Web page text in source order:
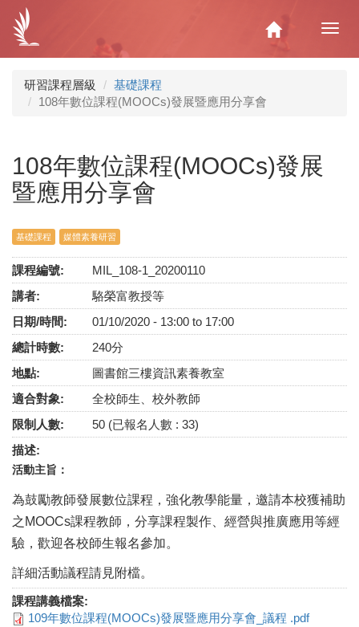
內
Home
研習課程層級
基礎課程
108年數位課程(MOOCs)發展暨應用分享會
108年數位課程(MOOCs)發展
暨應用分享會
基礎課程 媒體素養研習
課程編號:
MIL_108-1_20200110
講者:
駱榮富教授等
日期/時間:
01/10/2020 - 13:00 to 17:00
總計時數:
240分
地點:
圖書館三樓資訊素養教室
適合對象:
全校師生、校外教師
限制人數:
50 (已報名人數 : 33)
描述:
活動主旨：
為鼓勵教師發展數位課程，強化教學能量，邀請本校獲補助
之MOOCs課程教師，分享課程製作 經營與推廣應用等經
驗，歡迎各校師生報名參加。
詳細活動議程請見附檔。
課程講義檔案:
109年數位課程(MOOCs)發展暨應用分享會_議程 .pdf